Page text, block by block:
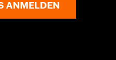
ANMELDEN